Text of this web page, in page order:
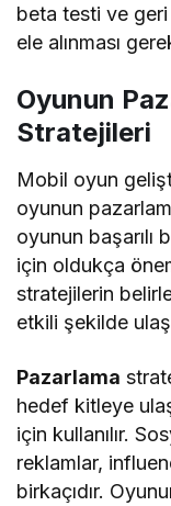
beta testi ve
ele alınması
Oyunun
Stratejileri
Mobil oyun
oyunun
oyunun başarılı
için oldukça
stratejilerin
etkili şekilde
Pazarlama
hedef kitleye
için kullanılır.
reklamlar,
birkaçıdır.